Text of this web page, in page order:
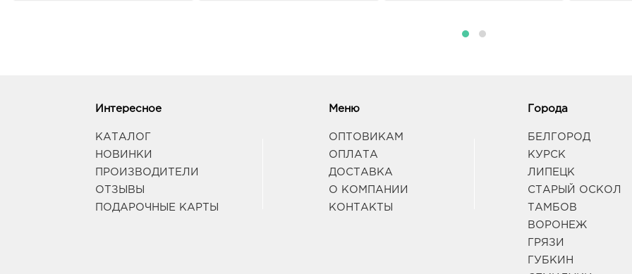
Интересное
КАТАЛОГ
НОВИНКИ
ПРОИЗВОДИТЕЛИ
ОТЗЫВЫ
ПОДАРОЧНЫЕ КАРТЫ
Меню
ОПТОВИКАМ
ОПЛАТА
ДОСТАВКА
О КОМПАНИИ
КОНТАКТЫ
Города
БЕЛГОРОД
КУРСК
ЛИПЕЦК
СТАРЫЙ ОСКОЛ
ТАМБОВ
ВОРОНЕЖ
ГРЯЗИ
ГУБКИН